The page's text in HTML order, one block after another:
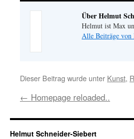
Über Helmut
Helmut ist Max
Alle Beiträge von
Dieser Beitrag wurde unter Kunst,
← Homepage reloaded..
Helmut Schneider-Siebert